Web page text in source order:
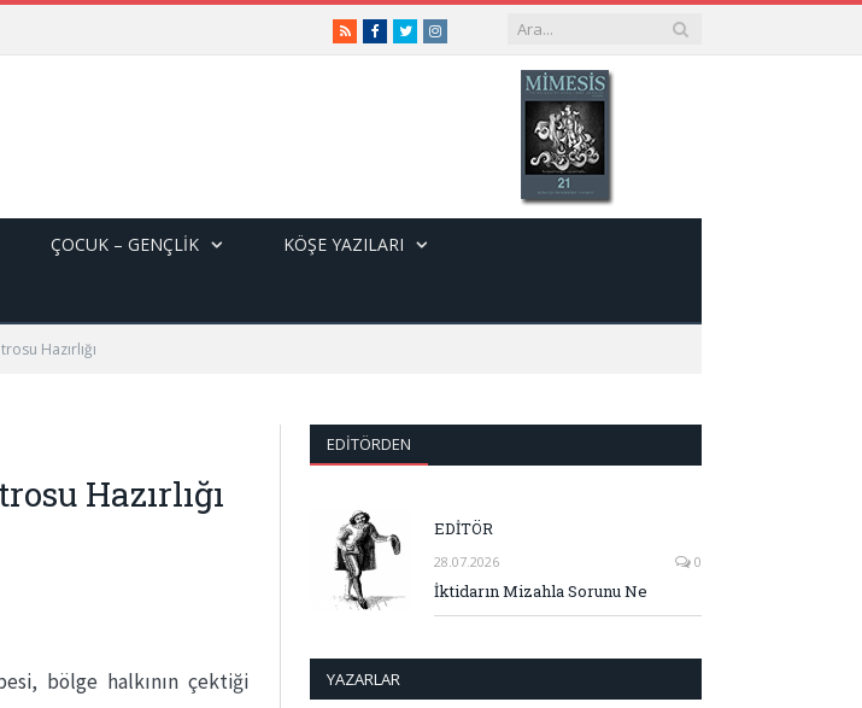
RSSFacebook
TwitterInstagram
ÇOCUK – GENÇLIK KÖŞE YAZILARI
Hazırlığı
Hazırlığı
bölge halkının çektiği
EDITÖRDEN
EDİTÖR
28.07.2026 0
İktidarın Mizahla Sorunu Ne
YAZARLAR